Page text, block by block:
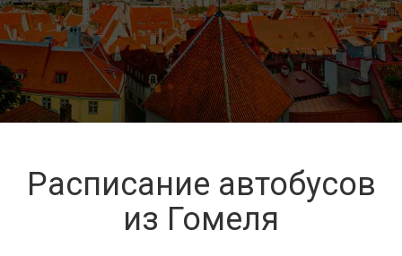
Расписание автобусов
из Гомеля